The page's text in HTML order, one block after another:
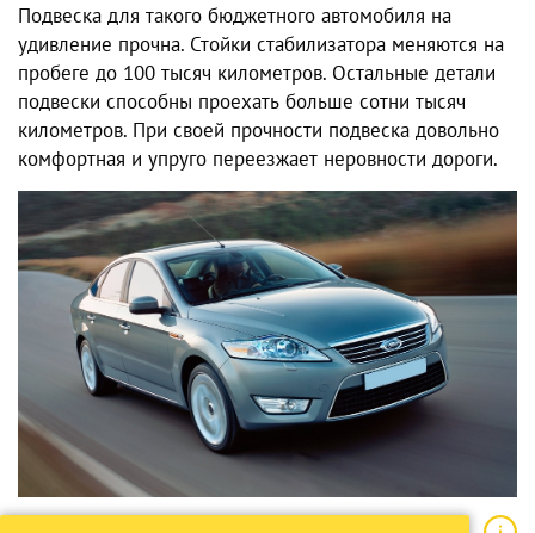
Подвеска для такого бюджетного автомобиля на
удивление прочна. Стойки стабилизатора меняются на
пробеге до 100 тысяч километров. Остальные детали
подвески способны проехать больше сотни тысяч
километров. При своей прочности подвеска довольно
комфортная и упруго переезжает неровности дороги.